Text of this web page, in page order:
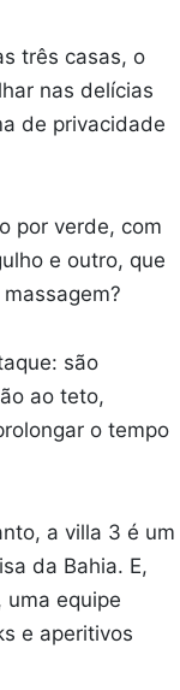
três casas, o
nas delícias
de privacidade
por verde, com
e outro, que
são
ao teto,
o tempo
a villa 3 é um
da Bahia. E,
uma equipe
e aperitivos